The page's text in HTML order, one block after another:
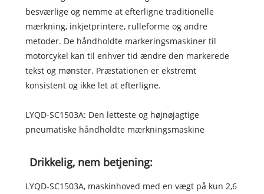
besværlige og nemme at efterligne traditionelle
mærkning, inkjetprintere, rulleforme og andre
metoder. De håndholdte markeringsmaskiner til
motorcykel kan til enhver tid ændre den markerede
tekst og mønster. Præstationen er ekstremt
konsistent og ikke let at efterligne.
LYQD-SC1503A: Den letteste og højnøjagtige
pneumatiske håndholdte mærkningsmaskine
Drikkelig, nem betjening:
LYQD-SC1503A, maskinhoved med en vægt på kun 2,6